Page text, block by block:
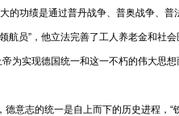
的功绩是通过普丹战争、普奥战争、
航员”，他立法完善了工人养老金和社
为实现德国统一和这一不朽的伟大思想
意志的统一是自上而下的历史进程，“